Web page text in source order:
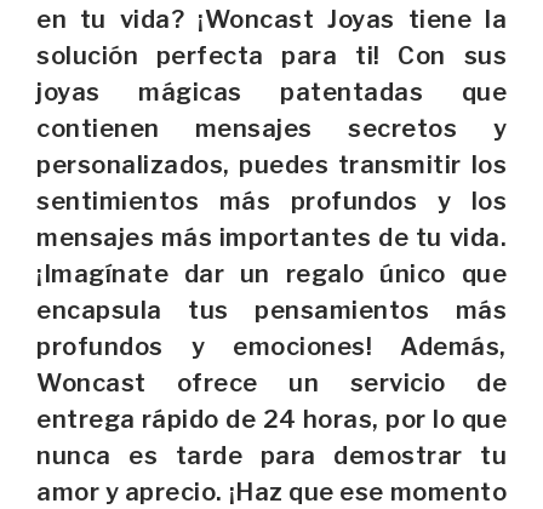
en tu vida? ¡Woncast Joyas tiene la
solución perfecta para ti! Con sus
joyas mágicas patentadas que
contienen mensajes secretos y
personalizados, puedes transmitir los
sentimientos más profundos y los
mensajes más importantes de tu vida.
¡Imagínate dar un regalo único que
encapsula tus pensamientos más
profundos y emociones! Además,
Woncast ofrece un servicio de
entrega rápido de 24 horas, por lo que
nunca es tarde para demostrar tu
amor y aprecio. ¡Haz que ese momento